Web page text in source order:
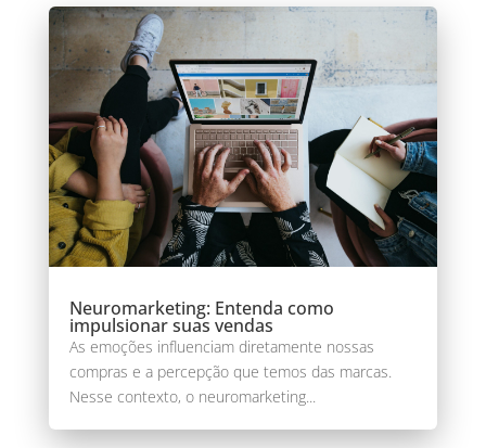
Neuromarketing: Entenda como
impulsionar suas vendas
As emoções influenciam diretamente nossas
compras e a percepção que temos das marcas.
Nesse contexto, o neuromarketing...